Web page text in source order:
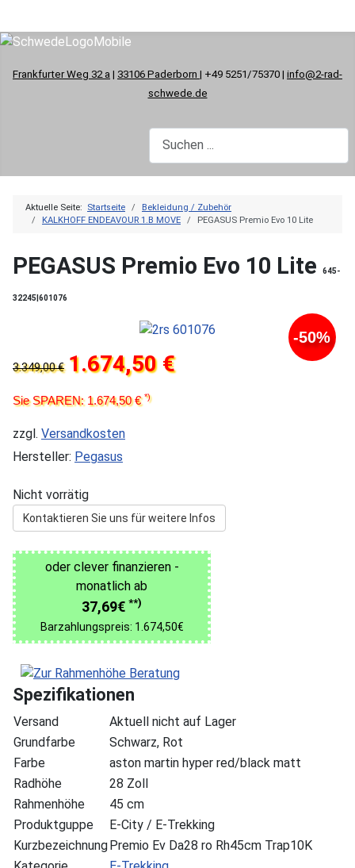
Frankfurter Weg 32 a | 33106 Paderborn | +49 5251/75370 | info@2-rad-
schwede.de
Aktuelle Seite: Startseite
Bekleidung / Zubehör
KALKHOFF ENDEAVOUR 1.B MOVE
PEGASUS Premio Evo 10 Lite
PEGASUS Premio Evo 10 Lite 645-
32245|601076
-50%
3.349,00 € 1.674,50 €
Sie SPAREN: 1.674,50 €*)
zzgl. Versandkosten
Hersteller: Pegasus
Nicht vorrätig
Kontaktieren Sie uns für weitere Infos
oder clever finanzieren -
monatlich ab
37,69€ **)
Barzahlungspreis: 1.674,50€
Spezifikationen
Versand
Aktuell nicht auf Lager
Grundfarbe
Schwarz, Rot
Farbe
aston martin hyper red/black matt
Radhöhe
28 Zoll
Rahmenhöhe
45 cm
Produktguppe
E-City / E-Trekking
KurzbezeichnungPremio Ev Da28 ro Rh45cm Trap10K